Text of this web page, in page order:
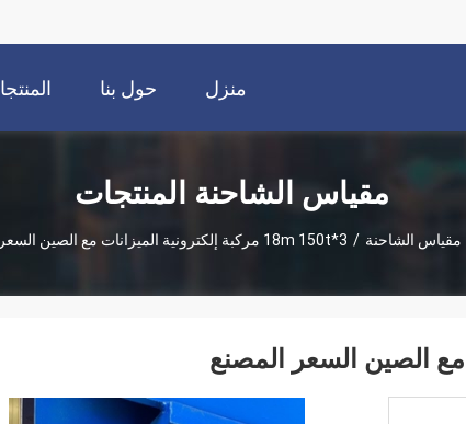
منزل حول بنا
مقياس الشاحنة المنتجات
مقياس الشاحنة / 3*18m 150t مركبة إلكترونية الميزانات مع الصين السعر المصنع